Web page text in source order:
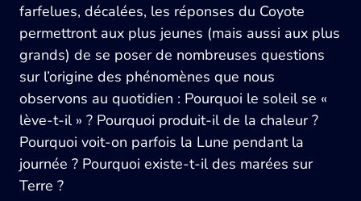
farfelues, décalées, les réponses du Coyote
permettront aux plus jeunes (mais aussi aux plus
grands) de se poser de nombreuses questions
sur l’origine des phénomènes que nous
observons au quotidien : Pourquoi le soleil se «
lève-t-il » ? Pourquoi produit-il de la chaleur ?
Pourquoi voit-on parfois la Lune pendant la
journée ? Pourquoi existe-t-il des marées sur
Terre ?